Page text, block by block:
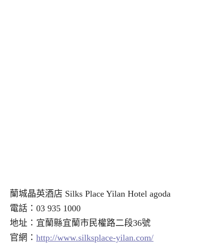
蘭城晶英酒店 Silks Place Yilan Hotel agoda
電話：03 935 1000
地址：宜蘭縣宜蘭市民權路二段36號
官網： http://www.silksplace-yilan.com/